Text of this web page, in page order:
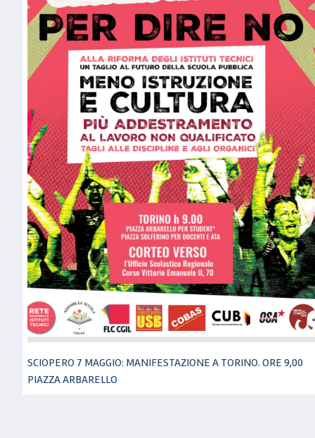
SCIOPERO 7 MAGGIO: MANIFESTAZIONE A TORINO. ORE 9,00
PIAZZA ARBARELLO